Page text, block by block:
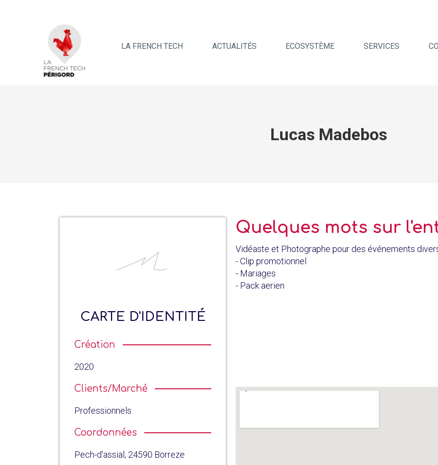
LA FRENCH TECH ACTUALITÉS ECOSYSTÈME SERVICES
Lucas Madebos
CARTE D'IDENTITÉ
Création
2020
Clients/Marché
Professionnels
Coordonnées
Pech-d'assial, 24590 Borreze
Quelques mots sur
Vidéaste et Photographe pour des événements
- Clip promotionnel
- Mariages
- Pack aerien